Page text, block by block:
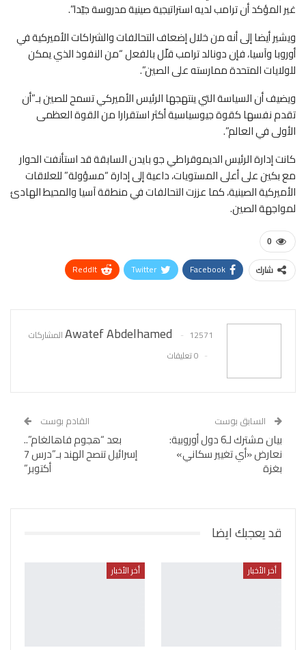
غير المؤكد أن ترامب لديه استراتيجية صينية مدروسة جيّدا”.
ويشير أيضا إلى أنه من خلال إضعاف التحالفات والشراكات الأميركية في
أوروبا وآسيا، فإن دونالد ترامب قلّل بالفعل “من النفوذ الذي يمكن
للولايات المتحدة ممارسته على الصين”.
ويضيف أن السياسة التي ينتهجها الرئيس الأميركي تسمح للصين بـ”أن
تقدم نفسها كقوة جيوسياسية أكثر استقرارا من القوة العظمى
الأولى في العالم”.
كانت إدارة الرئيس الديموقراطي جو بايدن السابقة قد استأنفت الحوار
مع بكين على أعلى المستويات، داعية إلى إدارة “مسؤولة” للعلاقات
الأميركية الصينية، كما عززت التحالفات في منطقة آسيا والمحيط الهادئ
لمواجهة الصين.
0
شارك Facebook
Twitter
ReddIt
Awatef Abdelhamed
12571 المشاركات
0 تعليقات
السابق بوست
بيان مشترك لـ6 دول أوروبية:
نعارض «أي تغيير سكاني»
بغزة
القادم بوست
بعد “هجوم فاهالغام”..
إسرائيل تنصح الهند بـ”درس 7
أكتوبر”
قد يعجبك ايضا
أخر الأخبار أخر الأخبار